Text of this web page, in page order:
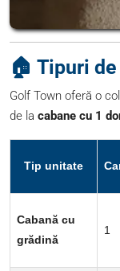
🏠 Tipuri
Golf Town oferă o
de la cabane cu 1
Tip unitate
Cabană cu
grădină
1